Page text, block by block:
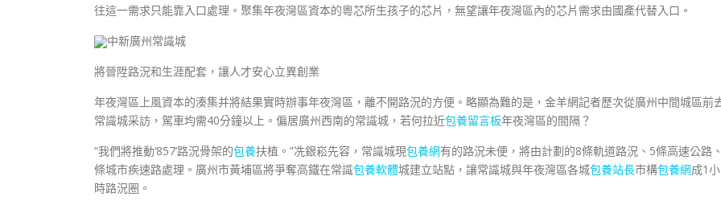
往這一需求只能靠入口處理。聚集年夜灣區資本的粵芯所生孩子的芯片，無望讓年夜灣區內的芯片需求由國產代替入口。
中新廣州常識城
將晉陞路況和生涯配套，讓人才安心立異創業
年夜灣區上風資本的湊集并將結果實時辦事年夜灣區，離不開路況的方便。略顯為難的是，金羊網記者歷次從廣州中間城區前
常識城采訪，駕車均需40分鐘以上。偏居廣州西南的常識城，若何拉近包養留言板年夜灣區的間隔？
“我們將推動‘857’路況骨架的包養扶植。”冼銀崧先容，常識城現包養網有的路況未便，將由計劃的8條軌道路況、5條高速公路
條城市疾速路處理。廣州市黃埔區將爭奪高鐵在常識包養軟體城建立站點，讓常識城與年夜灣區各城包養站長市構包養網成1小
時路況圈。